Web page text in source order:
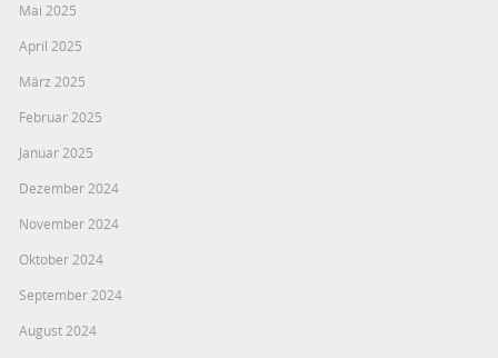
Mai 2025
April 2025
März 2025
Februar 2025
Januar 2025
Dezember 2024
November 2024
Oktober 2024
September 2024
August 2024